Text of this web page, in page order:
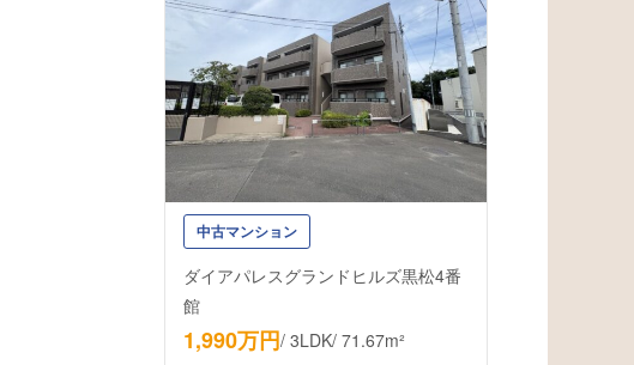
中古マンション
ダイアパレスグランドヒルズ黒松4番
館
1,990万円/ 3LDK/ 71.67m²